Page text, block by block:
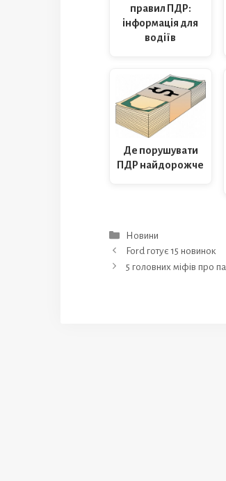
правил ПДР:
інформація для
водіїв
Де порушувати
ПДР найдорожче
Категорії
Новини
Ford готує 15 новинок
5 головних міфів про